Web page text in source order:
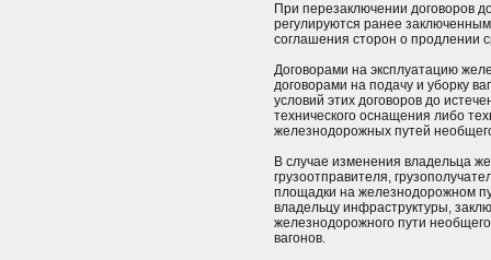
При перезаключении договоров
регулируются ранее
соглашения сторон о продлении
Договорами на эксплуатацию
договорами на подачу и уборку
условий этих договоров до
технического оснащения либо
железнодорожных путей
В случае изменения владельца
грузоотправителя,
площадки на железнодорожном
владельцу инфраструктуры,
железнодорожного пути
вагонов.